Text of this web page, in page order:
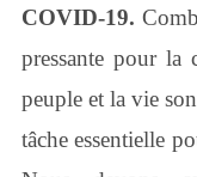
COVID-19.
pressante pour la
peuple et la vie
tâche essentielle